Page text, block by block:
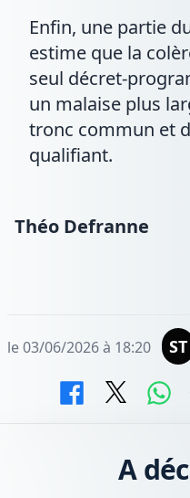
Enfin, une partie
estime que la
seul décret-
un malaise plus
tronc commun et
qualifiant.
Théo Defranne
le 03/06/2026 à 18:20 ST
A